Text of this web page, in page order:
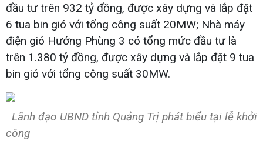
đầu tư trên 932 tỷ đồng, được xây dựng và lắp đặt
6 tua bin gió với tổng công suất 20MW; Nhà máy
điện gió Hướng Phùng 3 có tổng mức đầu tư là
trên 1.380 tỷ đồng, được xây dựng và lắp đặt 9 tua
bin gió với tổng công suất 30MW.
Lãnh đạo UBND tỉnh Quảng Trị phát biểu tại lễ khởi
công